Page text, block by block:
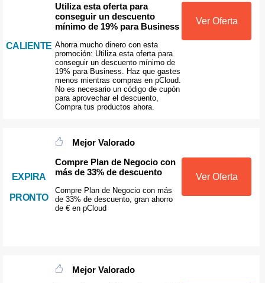
CALIENTE
Utiliza esta oferta para
conseguir un descuento
mínimo de 19% para Business
Ahorra mucho dinero con esta
promoción: Utiliza esta oferta para
conseguir un descuento mínimo de
19% para Business. Haz que gastes
menos mientras compras en pCloud.
No es necesario un código de cupón
para aprovechar el descuento,
Compra tus productos ahora.
Ver Oferta
EXPIRA
PRONTO
Mejor Valorado
Compre Plan de Negocio con
más de 33% de descuento
Compre Plan de Negocio con más
de 33% de descuento, gran ahorro
de € en pCloud
Ver Oferta
Mejor Valorado